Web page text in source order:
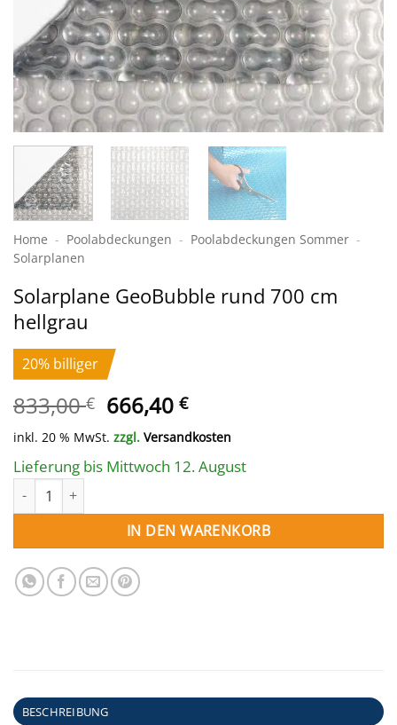
Home - Poolabdeckungen - Pool­abdeckungen Sommer -
Solar­planen
Solarplane GeoBubble rund 700 cm
hellgrau
20% billiger
833,00€ Ursprünglicher
Preis
war:
833,00 €
666,40€Aktueller
Preis
ist:
666,40 €.
inkl. 20 % MwSt. zzgl. Versandkosten
Lieferung bis Mittwoch 12. August
Solarplane GeoBubble rund 700 cm hellgrau Menge
IN DEN WARENKORB
BESCHREIBUNG